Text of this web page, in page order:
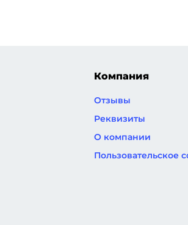
Компания
Отзывы
Реквизиты
О компании
Пользовательское